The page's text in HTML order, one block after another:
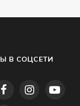
В СОЦСЕТИ